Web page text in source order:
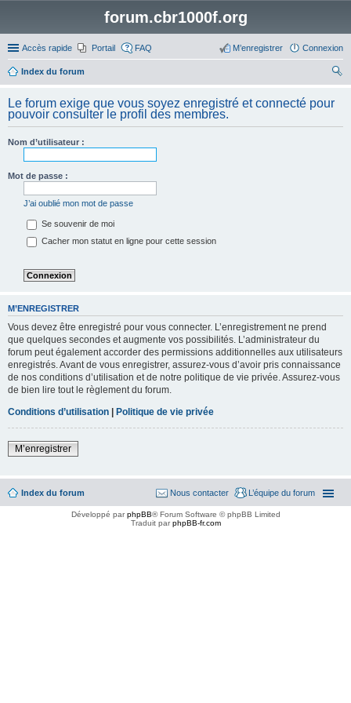
forum.cbr1000f.org
Accès rapide Portail FAQ Connexion
M’enregistrer
Index du forum
her
ch
Le forum exige que vous soyez enregistré et connecté pour
pouvoir consulter le profil des membres.
Nom d’utilisateur :
Mot de passe :
J’ai oublié mon mot de passe
Se souvenir de moi
Cacher mon statut en ligne pour cette session
M’ENREGISTRER
Vous devez être enregistré pour vous connecter. L’enregistrement ne prend
que quelques secondes et augmente vos possibilités. L’administrateur du
forum peut également accorder des permissions additionnelles aux utilisateurs
enregistrés. Avant de vous enregistrer, assurez-vous d’avoir pris connaissance
de nos conditions d’utilisation et de notre politique de vie privée. Assurez-vous
de bien lire tout le règlement du forum.
Conditions d’utilisation | Politique de vie privée
M’enregistrer
Index du forum L’équipe du forum
Nous contacter
Développé parphpBB® Forum Software © phpBB Limited
Traduit parphpBB-fr.com